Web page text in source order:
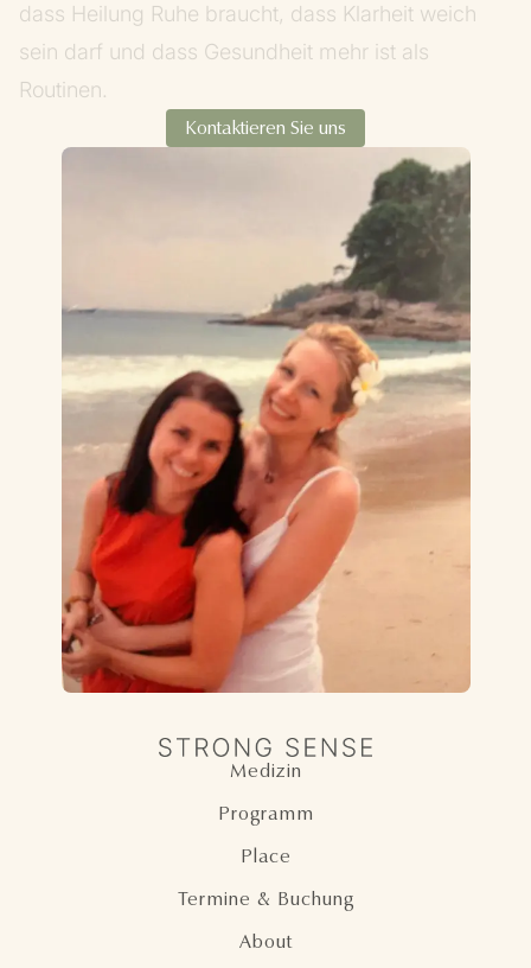
dass Heilung Ruhe braucht, dass Klarheit weich
sein darf und dass Gesundheit mehr ist als
Routinen.
Kontaktieren Sie uns
Medizin
Programm
Place
Termine & Buchung
About